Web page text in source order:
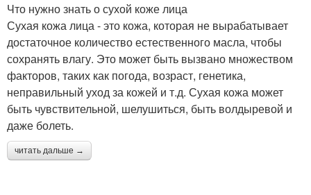
Маска для лица Полезная маска
Эффективная маска
Маска от подростковых
прыщей
Что нужно знать о сухой коже лица
Сухая кожа лица - это кожа, которая не вырабатывает
достаточное количество естественного масла, чтобы
сохранять влагу. Это может быть вызвано множеством
факторов, таких как погода, возраст, генетика,
неправильный уход за кожей и т.д. Сухая кожа может
быть чувствительной, шелушиться, быть волдыревой и
даже болеть.
читать дальше →